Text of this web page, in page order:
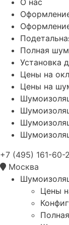
Полная
Установка
Цены на
Цены на
+7 (495) 161-60-
Москва
Цены